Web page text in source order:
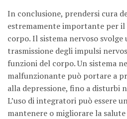
In conclusione, prendersi cura
estremamente importante per il
corpo. Il sistema nervoso
trasmissione degli impulsi
funzioni del corpo. Un sistema
malfunzionante può portare a
alla depressione, fino a disturbi
L’uso di integratori può essere
mantenere o migliorare la